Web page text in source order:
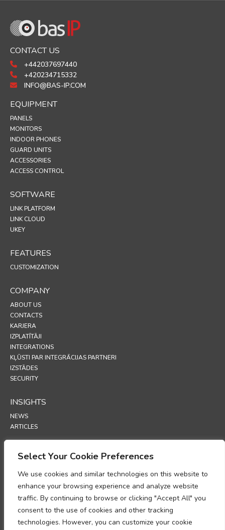
Select Your Cookie Preferences
We use cookies and similar technologies on this website to
enhance your browsing experience and analyze website
traffic. By continuing to browse or clicking "Accept All" you
consent to the use of cookies and other tracking
technologies. However, you can customize your cookie
CONTACT US
+442037697440
+420234715332
INFO@BAS-IP.COM
EQUIPMENT
PANELS
MONITORS
INDOOR PHONES
GUARD UNITS
ACCESSORIES
ACCESS CONTROL
SOFTWARE
LINK PLATFORM
LINK CLOUD
UKEY
FEATURES
CUSTOMIZATION
COMPANY
ABOUT US
CONTACTS
KARJERA
IZPLATĪTĀJI
INTEGRATIONS
KĻŪSTI PAR INTEGRĀCIJAS PARTNERI
IZSTĀDES
SECURITY
INSIGHTS
NEWS
ARTICLES
SUPPORT
POLICIES
PRIVĀTUMA POLITIKA
SĪKFAILU POLITIKA
MEMORANDS PAR PERSONAS DATU APSTRĀDES ATBILSTĪBU